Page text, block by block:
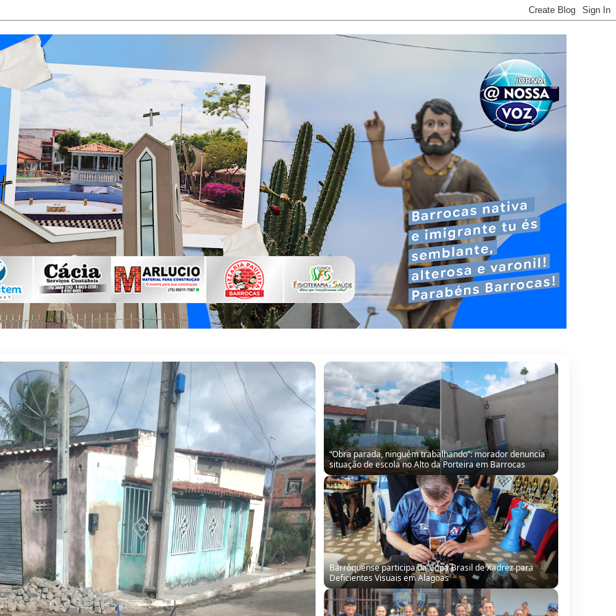
Barroquense participa da Copa Brasil de Xadrez para
Deficientes Visuais em Alagoas
Barroquense Saline Simões conquista título regional com
equipe Boleiras de Serrinha